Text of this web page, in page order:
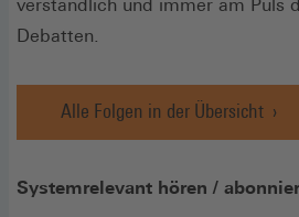
verständlich und immer am Puls
Debatten.
Alle Folgen in der Übersicht
Systemrelevant hören /